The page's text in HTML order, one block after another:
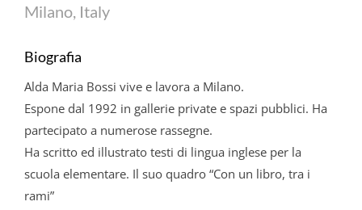
Milano, Italy
Biografia
Alda Maria Bossi vive e lavora a Milano.
Espone dal 1992 in gallerie private e spazi pubblici. Ha
partecipato a numerose rassegne.
Ha scritto ed illustrato testi di lingua inglese per la
scuola elementare. Il suo quadro “Con un libro, tra i
rami”